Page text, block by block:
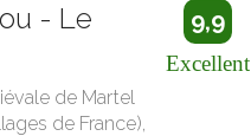
- Le
de Martel
de France),
9,9
Excellent